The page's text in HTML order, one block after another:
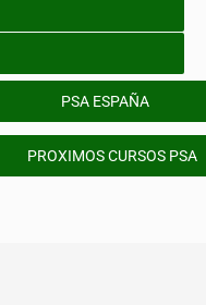
PSA ESPAÑA
PROXIMOS CURSOS PSA